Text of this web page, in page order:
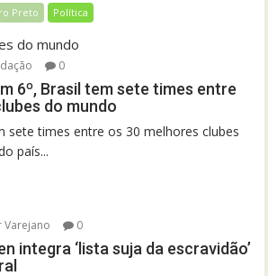
Preto Política
0
6º, Brasil tem sete times entre
do mundo
sete times entre os 30 melhores clubes
país...
Varejano 0
integra ‘lista suja da escravidão’